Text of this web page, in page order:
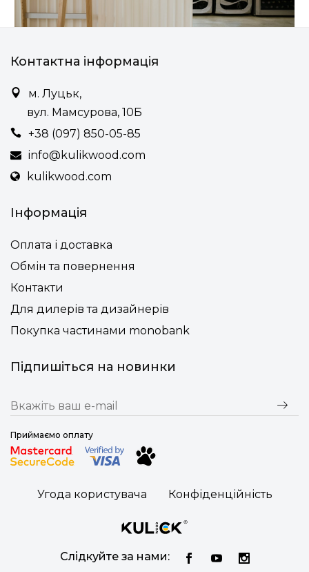
Контактна інформація
м. Луцьк,
вул. Мамсурова, 10Б
+38 (097) 850-05-85
info@kulikwood.com
kulikwood.com
Інформація
Оплата і доставка
Обмін та повернення
Контакти
Для дилерів та дизайнерів
Покупка частинами monobank
Підпишіться на новинки
Приймаємо оплату
Угода користувача Конфіденційність
Слідкуйте за нами: